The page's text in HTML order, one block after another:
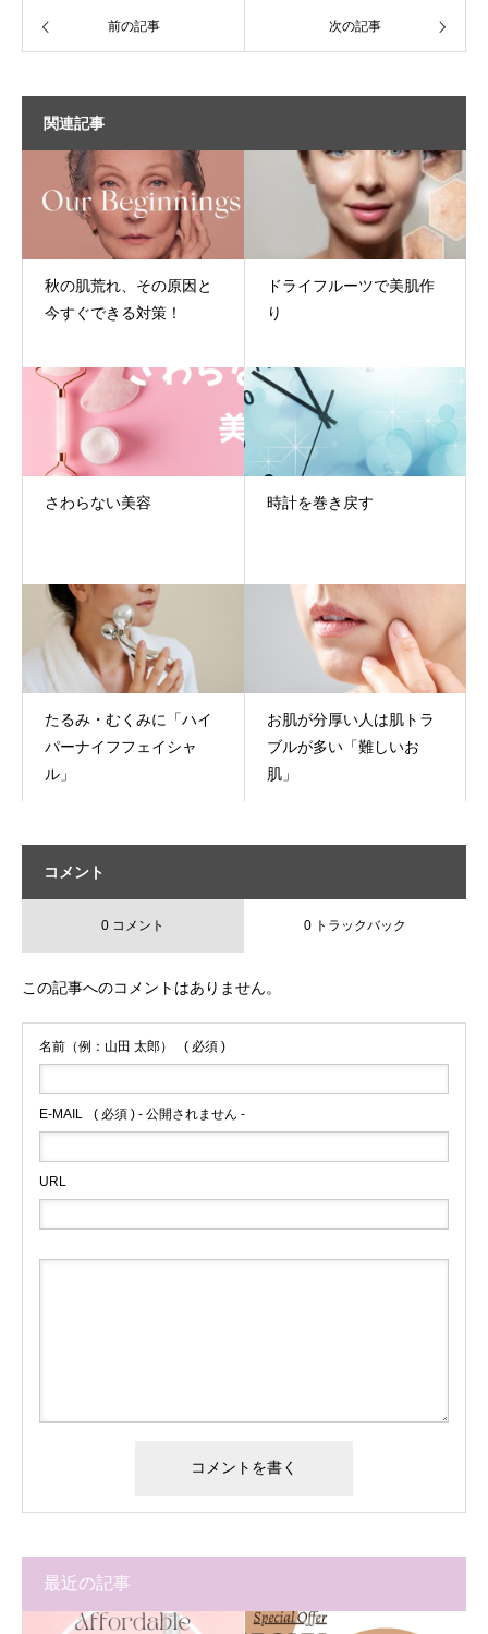
前の記事 次の記事
関連記事
秋の肌荒れ、その原因と
今すぐできる対策！
ドライフルーツで美肌作
り
さわらない美容 時計を巻き戻す
たるみ・むくみに「ハイ
パーナイフフェイシャ
ル」
お肌が分厚い人は肌トラ
ブルが多い「難しいお
肌」
コメント
0 コメント 0 トラックバック
この記事へのコメントはありません。
名前（例：山田 太郎） ( 必須 )
E-MAIL ( 必須 ) - 公開されません -
URL
最近の記事